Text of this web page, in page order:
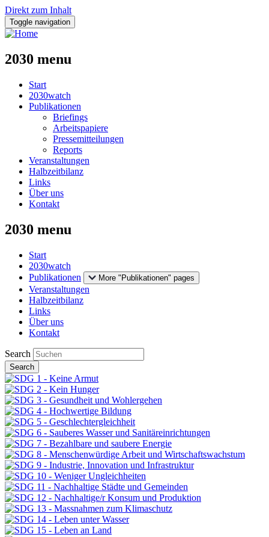
Direkt zum Inhalt
Toggle navigation
2030 menu
Start
2030watch
Publikationen
Briefings
Arbeitspapiere
Pressemitteilungen
Reports
Veranstaltungen
Halbzeitbilanz
Links
Über uns
Kontakt
2030 menu
Start
2030watch
Publikationen
More "Publikationen" pages
Veranstaltungen
Halbzeitbilanz
Links
Über uns
Kontakt
Search